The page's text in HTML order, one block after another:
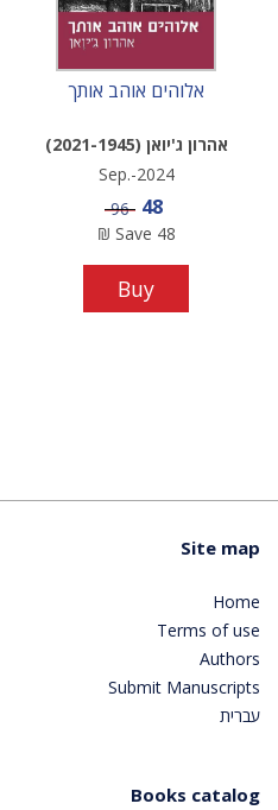
אלוהים אוהב אותך
אהרון ג'יואן (2021-1945)
Sep.-2024
Sale price
48
Price
96
Save 48
₪
Buy
Site map
Home
Terms of use
Authors
Submit Manuscripts
עברית
Books catalog